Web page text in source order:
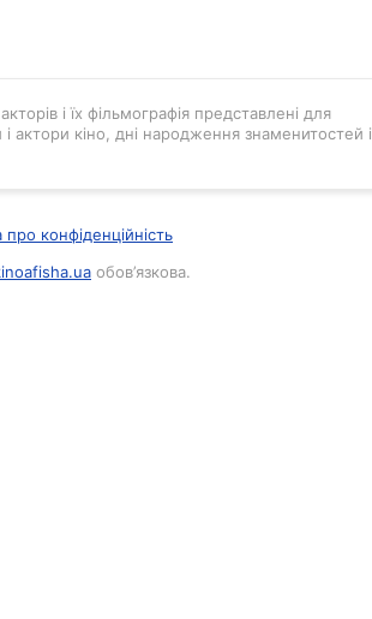
і їх фільмографія представлені для
актори кіно, дні народження знаменитостей і
про конфіденційність
обов’язкова.